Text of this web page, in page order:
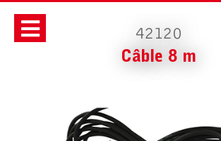
42120
Câble 8 m